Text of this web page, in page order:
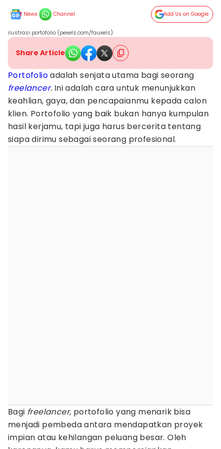
News Channel Add Us on Google
ilustrasi portofolio (pexels.com/fauxels)
Share Article
Portofolioadalah senjata utama bagi seorang
freelancer. Ini adalah cara untuk menunjukkan
keahlian, gaya, dan pencapaianmu kepada calon
klien. Portofolio yang baik bukan hanya kumpulan
hasil kerjamu, tapi juga harus bercerita tentang
siapa dirimu sebagai seorang profesional.
Bagi freelancer, portofolio yang menarik bisa
menjadi pembeda antara mendapatkan proyek
impian atau kehilangan peluang besar. Oleh